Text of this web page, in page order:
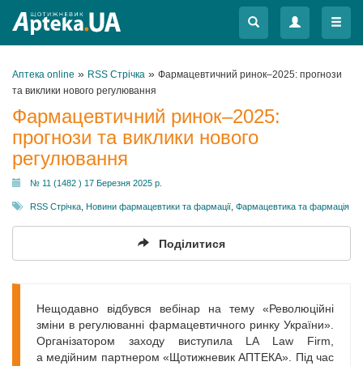
Меню
Меню
Аптека online » RSS Стрічка » Фармацевтичний ринок–2025: прогнози
та виклики нового регулювання
Фармацевтичний ринок–2025:
прогнози та виклики нового
регулювання
№ 11 (1482 ) 17 Березня 2025 р.
RSS Стрічка Новини фармацевтики та фармації Фармацевтика та фармація
Поділитися
Нещодавно відбувся вебінар на тему «Революційні
зміни в регулюванні фармацевтичного ринку України».
Організатором заходу виступила LA Law Firm,
а медійним партнером «Щотижневик АПТЕКА». Під час